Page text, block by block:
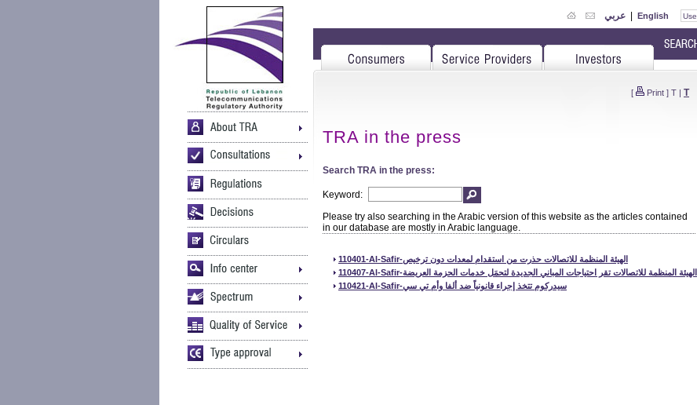
عربي | English
[ Print ] T | T
TRA in the press
Search TRA in the press:
Keyword:
Please try also searching in the Arabic version of this website as the articles contained
in our database are mostly in Arabic language.
110401-Al-Safir-الهيئة المنظمة للاتصالات حذرت من استقدام لمعدات دون ترخيص
110407-Al-Safir-الهيئة المنظمة للاتصالات تقر احتياجات المباني الجديدة لتحمَل خدمات الحزمة العريضة
110421-Al-Safir-سيدركوم تتخذ إجراء قانونياً ضد ألفا وأم تي سي